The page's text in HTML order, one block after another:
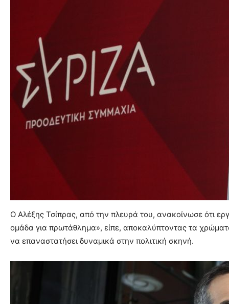
Ο Αλέξης Τσίπρας, από την πλευρά του, ανακοίνωσε ότι
ομάδα για πρωτάθλημα», είπε, αποκαλύπτοντας τα
να επαναστατήσει δυναμικά στην πολιτική σκηνή.